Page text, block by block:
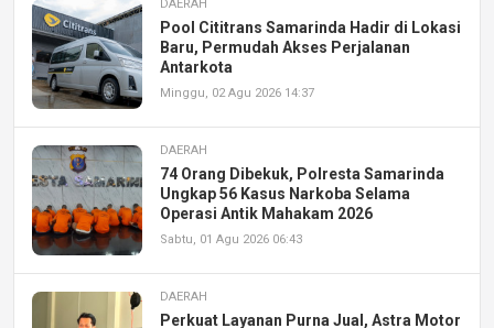
DAERAH
Pool Cititrans Samarinda Hadir di Lokasi
Baru, Permudah Akses Perjalanan
Antarkota
Minggu, 02 Agu 2026 14:37
DAERAH
74 Orang Dibekuk, Polresta Samarinda
Ungkap 56 Kasus Narkoba Selama
Operasi Antik Mahakam 2026
Sabtu, 01 Agu 2026 06:43
DAERAH
Perkuat Layanan Purna Jual, Astra Motor